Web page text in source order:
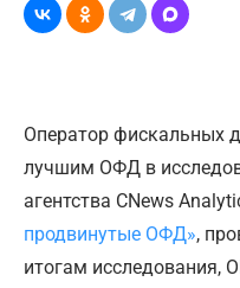
Оператор фискальных
лучшим ОФД в
агентства CNews
продвинутые ОФД»,
итогам исследования,